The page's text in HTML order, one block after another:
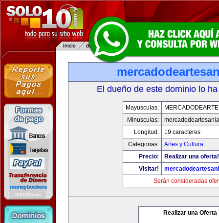
El dueño de este dominio lo
Mayusculas:
Minusculas:
Longitud:
19 caracteres
Categorias:
Artes y Cultura
Precio:
Realizar una oferta!
Visitar!
Serán consideradas
Realizar una Oferta